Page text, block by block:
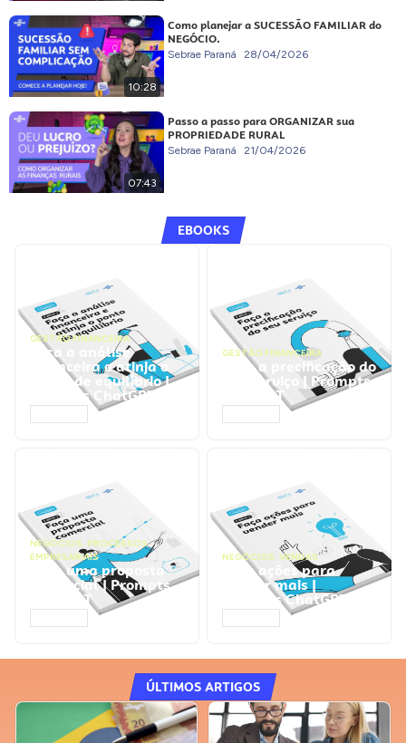
10:28
Como planejar a SUCESSÃO FAMILIAR do
NEGÓCIO.
Sebrae Paraná 28/04/2026
07:43
Passo a passo para ORGANIZAR sua
PROPRIEDADE RURAL
Sebrae Paraná 21/04/2026
EBOOKS
GESTÃO FINANCEIRA
Faça a análise
financeira e atinja o
ponto de equilíbrio |
Prompts ChatGPT
GESTÃO FINANCEIRA
Faça a precificação do
seu serviço | Prompts
ChatGPT
NEGÓCIOS, PROCESSOS
EMPRESARIAIS
Faça uma proposta
comercial | Prompts
ChatGPT
NEGÓCIOS, VENDAS
Faça ações para
vender mais |
Prompts ChatGPT
ÚLTIMOS ARTIGOS